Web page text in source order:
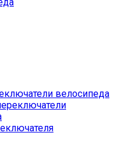
велосипеда